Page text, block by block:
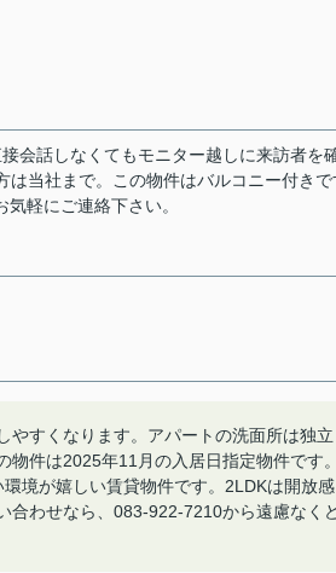
会話しなくてもモニター越しに来訪者を
当社まで。この物件はバルコニー付きで
軽にご連絡下さい。
やすくなります。アパートの洗面所は独
物件は2025年11月の入居日指定物件です
境が嬉しい賃貸物件です。2LDKは開放感
わせなら、083-922-7210から遠慮なく